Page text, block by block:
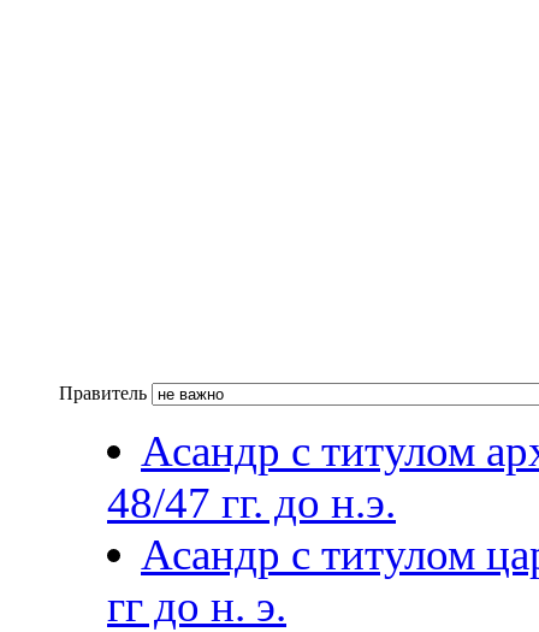
Правитель
Асандр с титулом
48/47 гг. до н.э.
Асандр с титулом
гг до н. э.